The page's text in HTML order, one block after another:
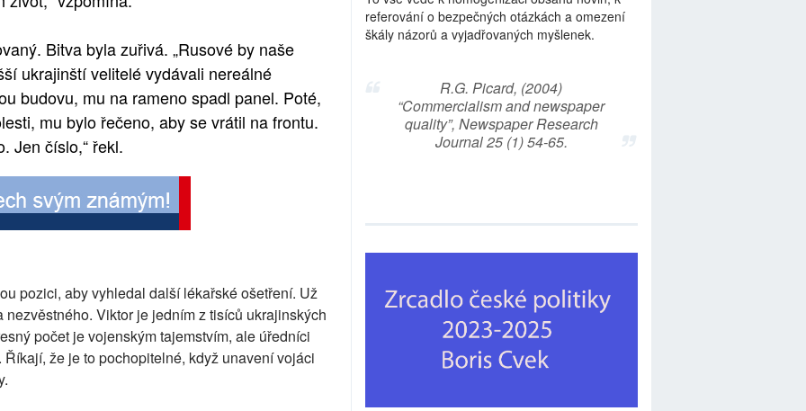
Bitva byla zuřivá. „Rusové by naše
ukrajinští velitelé vydávali nereálné
budovu, mu na rameno spadl panel. Poté,
mu bylo řečeno, aby se vrátil na frontu.
Jen číslo,“ řekl.
pozici, aby vyhledal další lékařské ošetření. Už
Viktor je jedním z tisíců ukrajinských
počet je vojenským tajemstvím, ale úředníci
že je to pochopitelné, když unavení vojáci
referování o bezpečných otázkách a omezení
škály názorů a vyjadřovaných myšlenek.
R.G. Picard, (2004)
“Commercialism and newspaper
quality”, Newspaper Research
Journal 25 (1) 54-65.